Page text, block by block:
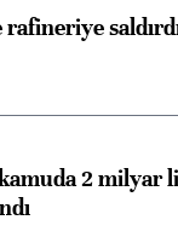
2 milyar